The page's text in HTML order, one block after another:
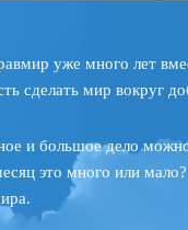
уже много лет
сделать мир вокруг
и большое дело
это много или